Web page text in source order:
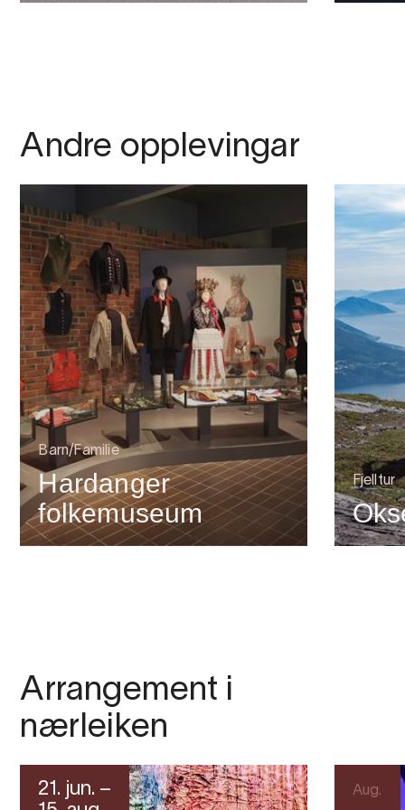
Andre opplevingar
Barn/Familie
Hardanger
folkemuseum
Fjelltur
Arrangement i
nærleiken
21. jun. –
Aug.